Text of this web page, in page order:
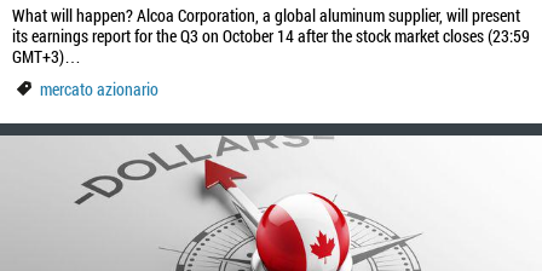
What will happen? Alcoa Corporation, a global aluminum supplier, will present
its earnings report for the Q3 on October 14 after the stock market closes (23:59
GMT+3)…
mercato azionario